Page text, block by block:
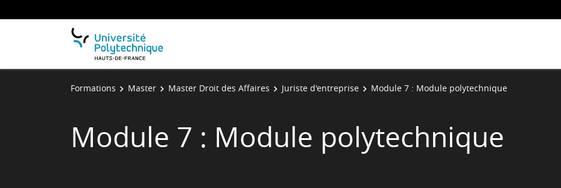
Formations Master Master Droit des Affaires Juriste d'entreprise Module 7 : Module polytechnique
Module 7 : Module polytechnique